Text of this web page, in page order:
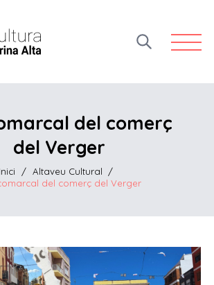
Open
del comerç
del Verger
Inici / Altaveu Cultural
/
del comerç del Verger